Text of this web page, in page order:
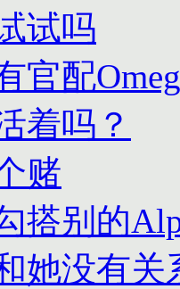
试吗
官配
着吗？
赌
搭别的
她没有关